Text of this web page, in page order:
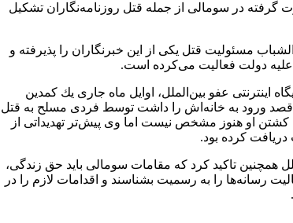
گرفته در سومالی از جمله قتل روزنامه‌نگاران تشكیل
مسئولیت قتل یكی از این خبرنگاران را پذیرفته و
دولت فعالیت می‌كرده است.
اینترنتی عفو بین‌الملل، اوایل ماه جاری یك كمدین
ورود به خانه‌اش را داشت توسط فردی مسلح به قتل
او هنوز مشخص نیست اما وی پیش‌تر تهدیداتی از
كرده بود.
همچنین تاكید كرد كه مقامات سومالی باید حق زندگی،
رسانه‌ها را به رسمیت بشناسند و اقدامات لازم را در